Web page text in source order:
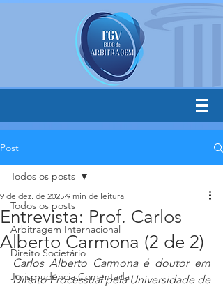
Post
Todos os posts
Arbitragem Internacional
Direito Societário
Jurisprudência Comentada
Todos os posts
Entrevista: Prof. Carlos
Alberto Carmona (2 de 2)
9 de dez. de 2025 9 min de leitura
Carlos Alberto Carmona é doutor em
Direito Processual pela Universidade de